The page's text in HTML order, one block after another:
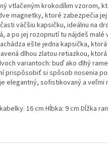
vtlačeným krokodílim vzorom,
magnetky, ktoré zabezpečia
väčšiu kapsičku, ideálnu na
a po jej rozopnutí tu nájdeš
ešte jedna kapsička,
dlhou zlatou retiazkou,
variantoch: buď ako dlhý
prispôsobiť si spôsob nosenia
elegantný, sofistikovaný a
16 cm Hĺbka: 9 cm Dĺžka